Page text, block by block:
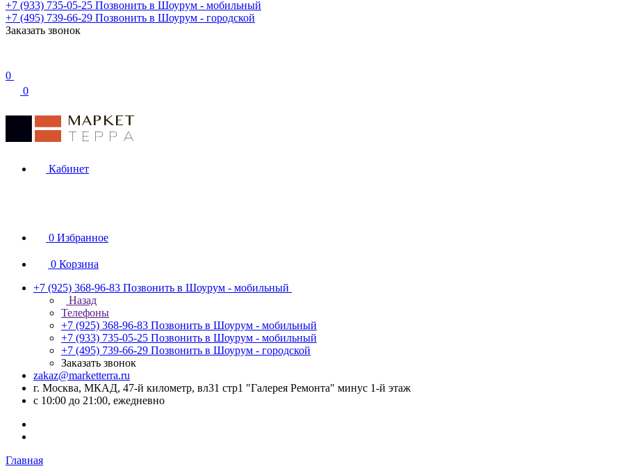
+7 (933) 735-05-25 Позвонить в Шоурум - мобильный
+7 (495) 739-66-29 Позвонить в Шоурум - городской
Заказать звонок
0
0
Кабинет
0 Избранное
0 Корзина
+7 (925) 368-96-83 Позвонить в Шоурум - мобильный
Назад
Телефоны
+7 (925) 368-96-83 Позвонить в Шоурум - мобильный
+7 (933) 735-05-25 Позвонить в Шоурум - мобильный
+7 (495) 739-66-29 Позвонить в Шоурум - городской
Заказать звонок
zakaz@marketterra.ru
г. Москва, МКАД, 47-й километр, вл31 стр1 "Галерея Ремонта" минус 1-й этаж
с 10:00 до 21:00, ежедневно
Главная